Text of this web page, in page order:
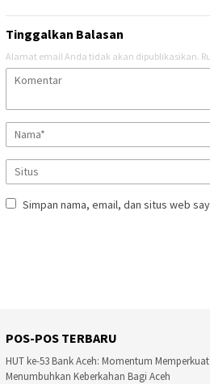
Tinggalkan Balasan
Alamat email Anda tidak akan dipublikasikan.
Simpan nama, email, dan situs web
POS-POS TERBARU
HUT ke-53 Bank Aceh: Momentum
Menumbuhkan Keberkahan Bagi Aceh